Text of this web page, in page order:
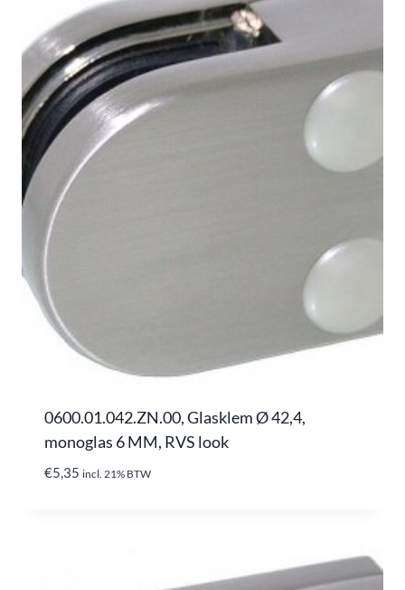
0600.01.042.ZN.00, Glasklem Ø 42,4,
monoglas 6 MM, RVS look
€5,35 incl. 21% BTW